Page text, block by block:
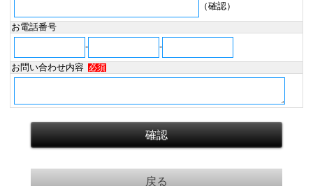
（確認）
お電話番号
-
-
お問い合わせ内容
必須